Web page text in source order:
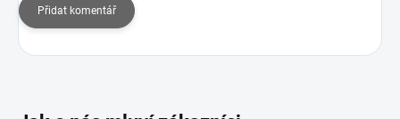
Přidat komentář